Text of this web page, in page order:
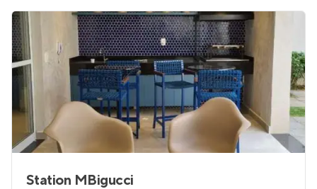
Station MBigucci